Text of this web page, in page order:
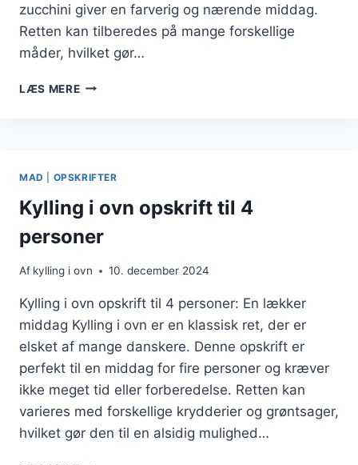
zucchini giver en farverig og nærende middag.
Retten kan tilberedes på mange forskellige
måder, hvilket gør…
LÆS MEREKYLLING
ZUCCHINI
MAD OPSKRIFTER
Kylling i ovn opskrift til 4
personer
Af kylling i ovn 10. december 2024
Kylling i ovn opskrift til 4 personer: En lækker
middag Kylling i ovn er en klassisk ret, der er
elsket af mange danskere. Denne opskrift er
perfekt til en middag for fire personer og kræver
ikke meget tid eller forberedelse. Retten kan
varieres med forskellige krydderier og grøntsager,
hvilket gør den til en alsidig mulighed…